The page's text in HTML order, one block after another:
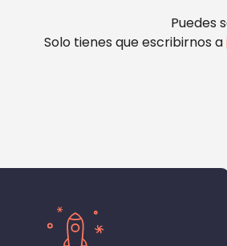
Puedes
Solo tienes que escribirnos a